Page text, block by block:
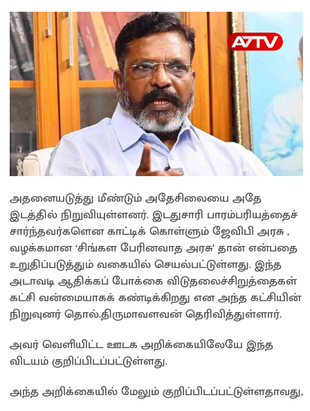
அதனையடுத்து மீண்டும் அதேசிலையை அதே
இடத்தில் நிறுவியுள்ளனர். இடதுசாரி பாரம்பரியத்தைச்
சார்ந்தவர்களென காட்டிக் கொள்ளும் ஜேவிபி அரசு ,
வழக்கமான ‘சிங்கள பேரினவாத அரசு’ தான் என்பதை
உறுதிப்படுத்தும் வகையில் செயல்பட்டுள்ளது. இந்த
அடாவடி ஆதிக்கப் போக்கை விடுதலைச்சிறுத்தைகள்
கட்சி வன்மையாகக் கண்டிக்கிறது என அந்த கட்சியின்
நிறுவுனர் தொல்.திருமாவளவன் தெரிவித்துள்ளார்.
அவர் வெளியிட்ட ஊடக அறிக்கையிலேயே இந்த
விடயம் குறிப்பிடப்பட்டுள்ளது.
அந்த அறிக்கையில் மேலும் குறிப்பிடப்பட்டுள்ளதாவது,